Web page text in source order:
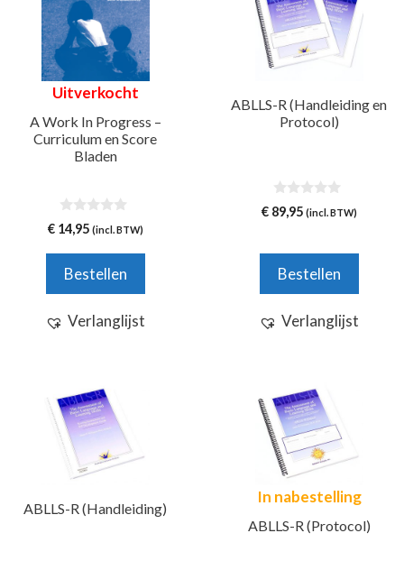
Uitverkocht
A Work In Progress –
Curriculum en Score
Bladen
0
v
5
€14,95 (incl. BTW)
Bestellen
Verlanglijst
ABLLS-R (Handleiding en
Protocol)
0
v
5
€89,95 (incl. BTW)
Bestellen
Verlanglijst
ABLLS-R (Handleiding)
In nabestelling
ABLLS-R (Protocol)